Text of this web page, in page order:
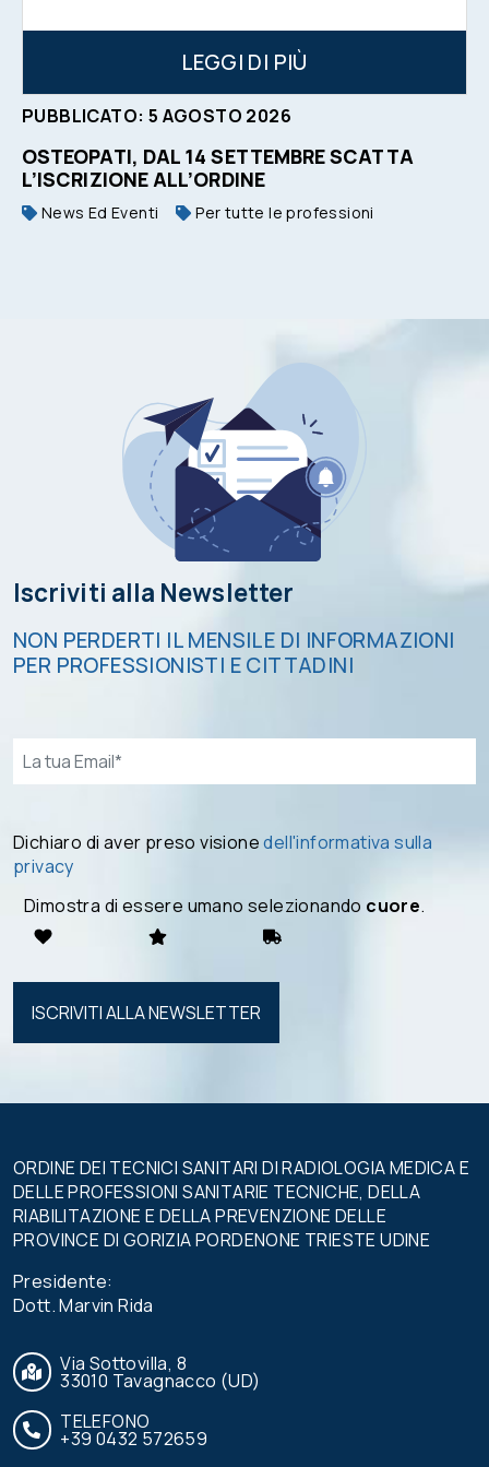
LEGGI DI PIÙ
PUBBLICATO: 5 AGOSTO 2026
OSTEOPATI, DAL 14 SETTEMBRE SCATTA
L’ISCRIZIONE ALL’ORDINE
News Ed Eventi Per tutte le professioni
Iscriviti alla Newsletter
NON PERDERTI IL MENSILE DI INFORMAZIONI
PER PROFESSIONISTI E CITTADINI
Email*
Dichiaro di aver preso visionedell'informativa sulla
privacy
Dimostra di essere umano selezionando cuore.
Si prega di
lasciare
ORDINE DEI TECNICI SANITARI DI RADIOLOGIA MEDICA E
DELLE PROFESSIONI SANITARIE TECNICHE, DELLA
RIABILITAZIONE E DELLA PREVENZIONE DELLE
PROVINCE DI GORIZIA PORDENONE TRIESTE UDINE
Presidente:
Dott. Marvin Rida
Via Sottovilla, 8
33010 Tavagnacco (UD)
TELEFONO
+39 0432 572659